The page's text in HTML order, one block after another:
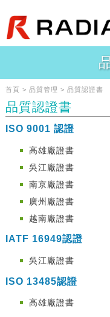
首頁 > 品質管理 > 品質認證書
品質認證書
ISO 9001 認證
高雄廠證書
吳江廠證書
南京廠證書
廣州廠證書
越南廠證書
IATF 16949認證
吳江廠證書
ISO 13485認證
高雄廠證書